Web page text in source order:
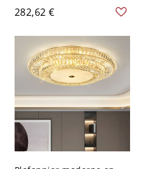
acrylique - Style moderne
pour usage résidentiel -
110 V-120 V
282,62 €